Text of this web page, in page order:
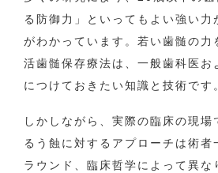
る防御力」といってもよい強い力
がわかっています。若い歯髄の力
活歯髄保存療法は、一般歯科医お
につけておきたい知識と技術です
しかしながら、実際の臨床の現場
るう蝕に対するアプローチは術者
ラウンド、臨床哲学によって異な